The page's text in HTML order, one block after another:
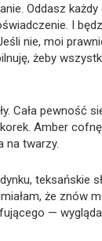
Oddasz każdy
I
nie, moi
żeby
Cała pewność
Amber
na twarzy.
teksańskie
że znów
—